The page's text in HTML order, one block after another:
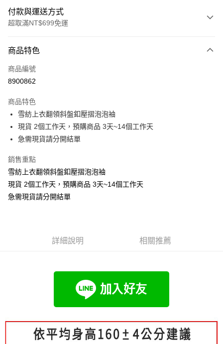
付款與運送方式
超取滿NT$699免運
信用卡一次付款
超商取貨付款
Apple Pay
街口支付
Google Pay
全支付
【大哥付你分期使用說明】
流程，驗證手機門號後，選擇欲分期的期數、繳款截止日，確認付款後即完
3.實際核准額度、可分期數及費用金額請依後續交易確認頁面所載為準。
4.訂單成立30分鐘內，如未前往確認交易或遇審核未通過，訂單將自動取
消。如遇「轉專審核」未通過狀況，表示未達大哥付你分期系統評分，恕無
【繳款方式說明】
1.分期款項不併入電信帳單，「大哥付你分期」於每月結算日後寄送繳費提
AFTEE先享後付是「在收到商品之後才付款」的支付方式。 讓您購物簡單
１．簡單：不需註冊會員、不需綁卡、不需儲值。
３．安心：先確認商品／服務後，再付款。
【「AFTEE先享後付」結帳流程】
「Hami Point」為中華電信所提供之點數服務，可於會員專區綁定中華電信
運送方式
商品特色
商品編號
8900862
商品特色
雪紡上衣翻領斜盤釦壓摺泡泡袖
現貨 2個工作天，預購商品 3天~14個工作天
急需現貨請分開結單
銷售重點
雪紡上衣翻領斜盤釦壓摺泡泡袖
現貨 2個工作天，預購商品 3天~14個工作天
急需現貨請分開結單
詳細說明 相關推薦